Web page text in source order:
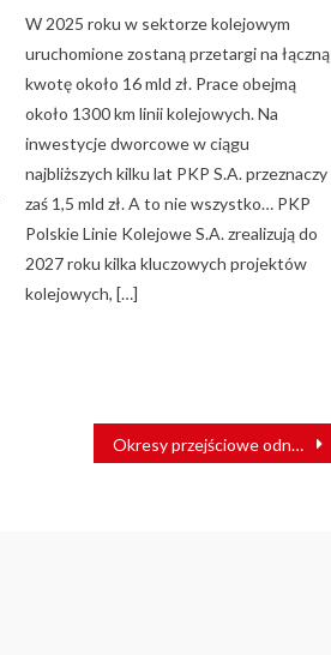
W 2025 roku w sektorze kolejowym
uruchomione zostaną przetargi na łączną
kwotę około 16 mld zł. Prace obejmą
około 1300 km linii kolejowych. Na
inwestycje dworcowe w ciągu
najbliższych kilku lat PKP S.A. przeznaczy
zaś 1,5 mld zł. A to nie wszystko… PKP
Polskie Linie Kolejowe S.A. zrealizują do
2027 roku kilka kluczowych projektów
kolejowych, […]
Okresy przejściowe odnoszące się do składników interoperacyjności na gruncie TSI „Infrastruktura” 1299/2014